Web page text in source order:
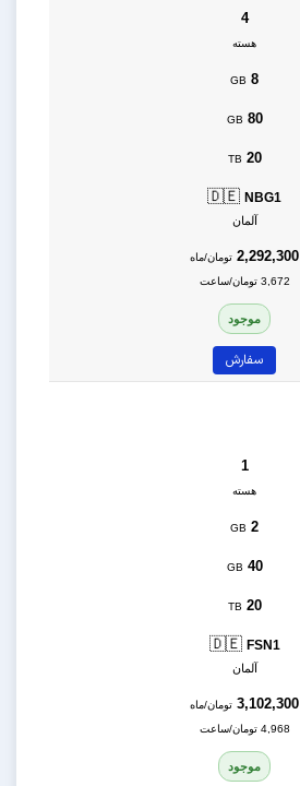
4
هسته
8
GB
80
GB
20
TB
🇩🇪 NBG1
آلمان
2,292,300 تومان/ماه
3,672 تومان/ساعت
موجود
سفارش
1
هسته
2
GB
40
GB
20
TB
🇩🇪 FSN1
آلمان
3,102,300 تومان/ماه
4,968 تومان/ساعت
موجود